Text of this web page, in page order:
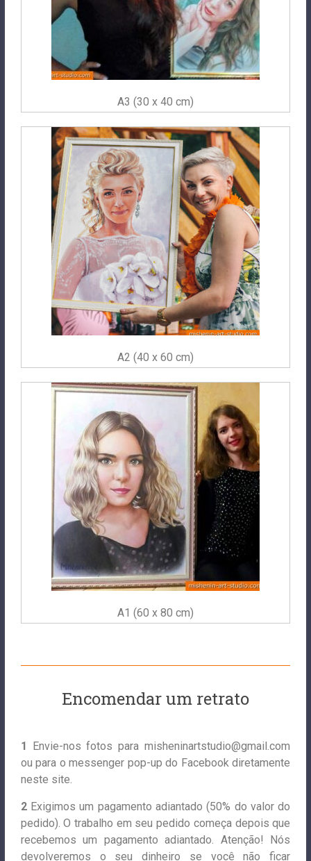
A3 (30 x 40 cm)
A2 (40 x 60 cm)
A1 (60 x 80 cm)
Encomendar um retrato
1 Envie-nos fotos paramisheninartstudio@gmail.com
ou para o messenger pop-up do Facebook diretamente
neste site.
2Exigimos um pagamento adiantado (50% do valor do
pedido). O trabalho em seu pedido começa depois que
recebemos um pagamento adiantado. Atenção! Nós
devolveremos o seu dinheiro se você não ficar